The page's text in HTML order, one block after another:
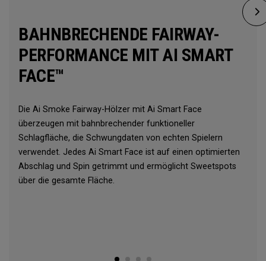
BAHNBRECHENDE FAIRWAY-
PERFORMANCE MIT AI SMART
FACE™
Die Ai Smoke Fairway-Hölzer mit Ai Smart Face
überzeugen mit bahnbrechender funktioneller
Schlagfläche, die Schwungdaten von echten Spielern
verwendet. Jedes Ai Smart Face ist auf einen optimierten
Abschlag und Spin getrimmt und ermöglicht Sweetspots
über die gesamte Fläche.